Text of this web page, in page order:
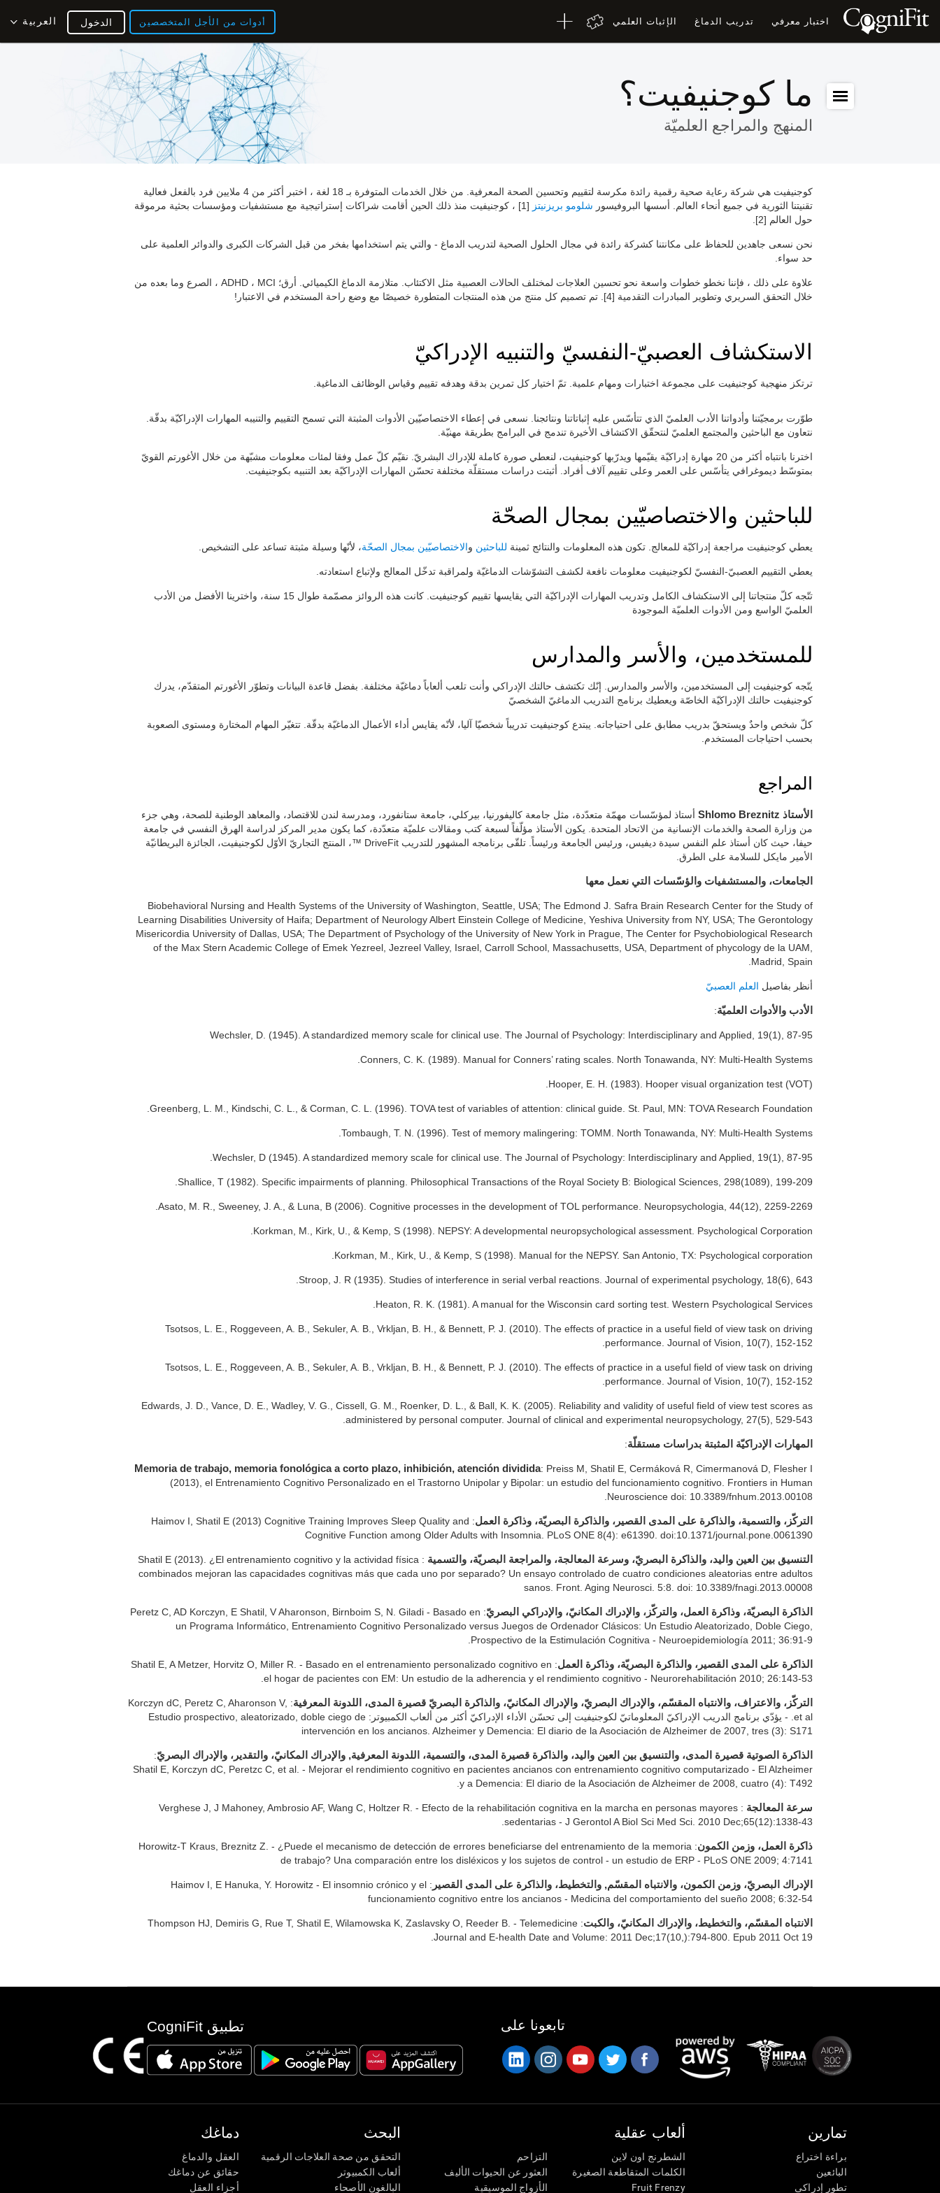
اختبار معرفي تدريب الدماغ الإثبات العلمي أدوات من الأجل المتخصصين العربية الدخول
ما كوجنيفيت؟
المنهج والمراجع العلميّة
كوجنيفيت هي شركة رعاية صحية رقمية رائدة مكرسة لتقييم وتحسين الصحة المعرفية. من خلال الخدمات المتوفرة بـ 18 لغة ، اختبر أكثر من 4 ملايين فرد بالفعل فعالية
تقنيتنا الثورية في جميع أنحاء العالم. أسسها البروفيسور شلومو بريزنيتز
[1] ، كوجنيفيت منذ ذلك الحين أقامت شراكات إستراتيجية مع مستشفيات ومؤسسات بحثية مرموقة
حول العالم [2].
نحن نسعى جاهدين للحفاظ على مكانتنا كشركة رائدة في مجال الحلول الصحية لتدريب الدماغ - والتي يتم استخدامها بفخر من قبل الشركات الكبرى والدوائر العلمية على
حد سواء.
علاوة على ذلك ، فإننا نخطو خطوات واسعة نحو تحسين العلاجات لمختلف الحالات العصبية مثل الاكتئاب. متلازمة الدماغ الكيميائي. أرق؛ ADHD ، MCI ، الصرع وما بعده من
خلال التحقق السريري وتطوير المبادرات التقدمية [4]. تم تصميم كل منتج من هذه المنتجات المتطورة خصيصًا مع وضع راحة المستخدم في الاعتبار!
الاستكشاف العصبيّ-النفسيّ والتنبيه الإدراكيّ
ترتكز منهجية كوجنيفيت على مجموعة اختبارات ومهام علمية. تمّ اختيار كل تمرين بدقة وهدفه تقييم وقياس الوظائف الدماغية.
طوّرت برمجيّتنا وأدواتنا الأدب العلميّ الذي تتأسّس عليه إثباتاتنا ونتائجنا. نسعى في إعطاء الاختصاصيّين الأدوات المثبتة التي تسمح التقييم والتنيبه المهارات الإدراكيّة بدقّة.
نتعاون مع الباحثين والمجتمع العلميّ لنتحقّق الاكتشاف الأخيرة تندمج في البرامج بطريقة مهنيّة.
اخترنا بانتباه أكثر من 20 مهارة إدراكيّة يقيّمها ويدرّبها كوجنيفيت، لنعطي صورة كاملة للإدراك البشريّ. نقيّم كلّ عمل وفقا لمئات معلومات مشبّهة من خلال الأغورتم القويّ
بمتوسّط ديموغرافي يتأسّس على العمر وعلى تقييم آلاف أفراد. أثبتت دراسات مستقلّة مختلفة تحسّن المهارات الإدراكيّة بعد التنبيه بكوجنيفيت.
للباحثين والاختصاصيّين بمجال الصحّة
يعطي كوجنيفيت مراجعة إدراكيّة للمعالج. تكون هذه المعلومات والنتائج ثمينة للباحثين والاختصاصيّين بمجال الصحّة، لأنّها وسيلة مثبتة تساعد على التشخيص.
يعطي التقييم العصبيّ-النفسيّ لكوجنيفيت معلومات نافعة لكشف التشوّشات الدماغيّة ولمراقبة تدخّل المعالج ولإتباع استعادته.
تتّجه كلّ منتجاتنا إلى الاستكشاف الكامل وتدريب المهارات الإدراكيّة التي يقايسها تقييم كوجنيفيت. كانت هذه الروائز مصمّمة طوال 15 سنة، واخترينا الأفضل من الأدب
العلميّ الواسع ومن الأدوات العلميّة الموجودة
للمستخدمين، والأسر والمدارس
يتّجه كوجنيفيت إلى المستخدمين، والأسر والمدارس. إنّك تكتشف حالتك الإدراكي وأنت تلعب ألعاباً دماغيّة مختلفة. بفضل قاعدة البيانات وتطوّر الأغورتم المتقدّم، يدرك
كوجنيفيت حالتك الإدراكيّة الخاصّة ويعطيك برنامج التدريب الدماغيّ الشخصيّ
كلّ شخص واحدٌ ويستحقّ بدريب مطابق على احتياجاته. يبتدع كوجنيفيت تدريباً شخصيّا آليا، لأنّه يقايس أداء الأعمال الدماغيّة بدقّة. تتغيّر المهام المختارة ومستوى الصعوبة
بحسب احتياجات المستخدم.
المراجع
الأستاذ Shlomo Breznitz
أستاذ لمؤسّسات مهمّة متعدّدة، مثل جامعة كاليفورنيا، بيركلي، جامعة ستانفورد، ومدرسة لندن للاقتصاد، والمعاهد الوطنية للصحة، وهي جزء
من وزارة الصحة والخدمات الإنسانية من الاتحاد المتحدة. يكون الأستاذ مؤلّفاً لسبعة كتب ومقالات علميّة متعدّدة، كما يكون مدير المركز لدراسة الهرق النفسي في جامعة
حيفا، حيث كان أستاذ علم النفس سيدة ديفيس، ورئيس الجامعة ورئيساً. تلقّى برنامجه المشهور للتدريب DriveFit ™، المنتج التجاريّ الأوّل لكوجنيفيت، الجائزة البريطانيّة
الأمير مايكل للسلامة على الطرق.
الجامعات، والمستشفيات والؤسّسات التي نعمل معها
Biobehavioral Nursing and Health Systems of the University of Washington, Seattle, USA; The Edmond J. Safra Brain Research Center for the Study of
Learning Disabilities University of Haifa; Department of Neurology Albert Einstein College of Medicine, Yeshiva University from NY, USA; The Gerontology
Misericordia University of Dallas, USA; The Department of Psychology of the University of New York in Prague, The Center for Psychobiological Research
of the Max Stern Academic College of Emek Yezreel, Jezreel Valley, Israel, Carroll School, Massachusetts, USA, Department of phycology de la UAM,
Madrid, Spain.
أنظر بفاصيل العلم العصبيّ
الأدب والأدوات العلميّة:
Wechsler, D. (1945). A standardized memory scale for clinical use. The Journal of Psychology: Interdisciplinary and Applied, 19(1), 87-95
Conners, C. K. (1989). Manual for Conners’ rating scales. North Tonawanda, NY: Multi-Health Systems.
Hooper, E. H. (1983). Hooper visual organization test (VOT).
Greenberg, L. M., Kindschi, C. L., & Corman, C. L. (1996). TOVA test of variables of attention: clinical guide. St. Paul, MN: TOVA Research Foundation.
Tombaugh, T. N. (1996). Test of memory malingering: TOMM. North Tonawanda, NY: Multi-Health Systems.
Wechsler, D (1945). A standardized memory scale for clinical use. The Journal of Psychology: Interdisciplinary and Applied, 19(1), 87-95.
Shallice, T (1982). Specific impairments of planning. Philosophical Transactions of the Royal Society B: Biological Sciences, 298(1089), 199-209.
Asato, M. R., Sweeney, J. A., & Luna, B (2006). Cognitive processes in the development of TOL performance. Neuropsychologia, 44(12), 2259-2269.
Korkman, M., Kirk, U., & Kemp, S (1998). NEPSY: A developmental neuropsychological assessment. Psychological Corporation.
Korkman, M., Kirk, U., & Kemp, S (1998). Manual for the NEPSY. San Antonio, TX: Psychological corporation.
Stroop, J. R (1935). Studies of interference in serial verbal reactions. Journal of experimental psychology, 18(6), 643.
Heaton, R. K. (1981). A manual for the Wisconsin card sorting test. Western Psychological Services.
Tsotsos, L. E., Roggeveen, A. B., Sekuler, A. B., Vrkljan, B. H., & Bennett, P. J. (2010). The effects of practice in a useful field of view task on driving
performance. Journal of Vision, 10(7), 152-152.
Tsotsos, L. E., Roggeveen, A. B., Sekuler, A. B., Vrkljan, B. H., & Bennett, P. J. (2010). The effects of practice in a useful field of view task on driving
performance. Journal of Vision, 10(7), 152-152.
Edwards, J. D., Vance, D. E., Wadley, V. G., Cissell, G. M., Roenker, D. L., & Ball, K. K. (2005). Reliability and validity of useful field of view test scores as
administered by personal computer. Journal of clinical and experimental neuropsychology, 27(5), 529-543.
المهارات الإدراكيّة المثبتة بدراسات مستقلّة:
Memoria de trabajo, memoria fonológica a corto plazo, inhibición, atención dividida: Preiss M, Shatil E, Cermáková R, Cimermanová D, Flesher I
(2013), el Entrenamiento Cognitivo Personalizado en el Trastorno Unipolar y Bipolar: un estudio del funcionamiento cognitivo. Frontiers in Human
Neuroscience doi: 10.3389/fnhum.2013.00108.
التركّز، والتسمية، والذاكرة على المدى القصير، والذاكرة البصريّة، وذاكرة العمل
: Haimov I, Shatil E (2013) Cognitive Training Improves Sleep Quality and
Cognitive Function among Older Adults with Insomnia. PLoS ONE 8(4): e61390. doi:10.1371/journal.pone.0061390
التنسيق بين العين واليد، والذاكرة البصريّ، وسرعة المعالجة، والمراجعة البصريّة، والتسمية
: Shatil E (2013). ¿El entrenamiento cognitivo y la actividad física
combinados mejoran las capacidades cognitivas más que cada uno por separado? Un ensayo controlado de cuatro condiciones aleatorias entre adultos
sanos. Front. Aging Neurosci. 5:8. doi: 10.3389/fnagi.2013.00008
الذاكرة البصريّة، وذاكرة العمل، والتركّز، والإدراك المكانيّ، والإدراكي البصريّ
: Peretz C, AD Korczyn, E Shatil, V Aharonson, Birnboim S, N. Giladi - Basado en
un Programa Informático, Entrenamiento Cognitivo Personalizado versus Juegos de Ordenador Clásicos: Un Estudio Aleatorizado, Doble Ciego,
Prospectivo de la Estimulación Cognitiva - Neuroepidemiología 2011; 36:91-9.
الذاكرة على المدى القصير، والذاكرة البصريّة، وذاكرة العمل
: Shatil E, A Metzer, Horvitz O, Miller R. - Basado en el entrenamiento personalizado cognitivo en
el hogar de pacientes con EM: Un estudio de la adherencia y el rendimiento cognitivo - Neurorehabilitación 2010; 26:143-53.
التركّز، والاعتراف، والانتباه المقسّم، والإدراك البصريّ، والإدراك المكانيّ، والذاكرة البصريّ قصيرة المدى، اللدونة المعرفية
: Korczyn dC, Peretz C, Aharonson V,
et al. - يؤدّي برنامج الدريب الإدراكيّ المعلوماتيّ لكوجنيفيت إلى تحسّن الأداء الإدراكيّ أكثر من ألعاب الكمبيوتر: Estudio prospectivo, aleatorizado, doble ciego de
intervención en los ancianos. Alzheimer y Demencia: El diario de la Asociación de Alzheimer de 2007, tres (3): S171
الذاكرة الصوتية قصيرة المدى، والتنسيق بين العين واليد، والذاكرة قصيرة المدى، والتسمية، اللدونة المعرفية, والإدراك المكانيّ، والتقدير، والإدراك البصريّ:
Shatil E, Korczyn dC, Peretzc C, et al. - Mejorar el rendimiento cognitivo en pacientes ancianos con entrenamiento cognitivo computarizado - El Alzheimer
y a Demencia: El diario de la Asociación de Alzheimer de 2008, cuatro (4): T492.
سرعة المعالجة
: Verghese J, J Mahoney, Ambrosio AF, Wang C, Holtzer R. - Efecto de la rehabilitación cognitiva en la marcha en personas mayores
sedentarias - J Gerontol A Biol Sci Med Sci. 2010 Dec;65(12):1338-43.
ذاكرة العمل، وزمن الكمون
: Horowitz-T Kraus, Breznitz Z. - ¿Puede el mecanismo de detección de errores beneficiarse del entrenamiento de la memoria
de trabajo? Una comparación entre los disléxicos y los sujetos de control - un estudio de ERP - PLoS ONE 2009; 4:7141
الإدراك البصريّ، وزمن الكمون، والانتباه المقسّم, والتخطيط، والذاكرة على المدى القصير
: Haimov I, E Hanuka, Y. Horowitz - El insomnio crónico y el
funcionamiento cognitivo entre los ancianos - Medicina del comportamiento del sueño 2008; 6:32-54
الانتباه المقسّم، والتخطيط، والإدراك المكانيّ، والكبت : Thompson HJ, Demiris G, Rue T, Shatil E, Wilamowska K, Zaslavsky O, Reeder B. - Telemedicine
Journal and E-health Date and Volume: 2011 Dec;17(10,):794-800. Epub 2011 Oct 19.
تطبيق CogniFit تابعونا على
دماغك
العقل والدماغ
حقائق عن دماغك
أجزاء العقل
البحث
التحقق من صحة العلاجات الرقمية
ألعاب الكمبيوتر
البالغون الأصحاء
ألعاب عقلية
الشطرنج اون لاين
الكلمات المتقاطعة الصغيرة
Fruit Frenzy
التزاحم
العثور عن الحيوات الأليف
الأزواج الموسيقية
تمارين
براءة اختراع
البائعين
تطور إدراكى